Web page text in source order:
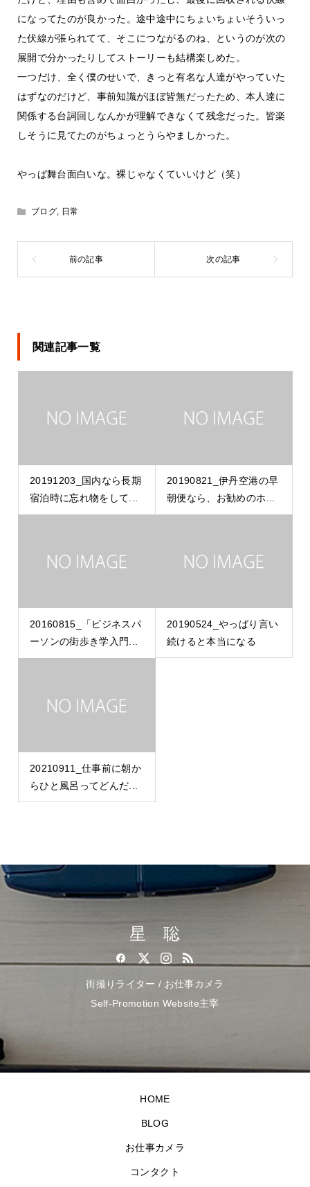
になってたのが良かった。途中途中にちょいちょいそういっ
た伏線が張られてて、そこにつながるのね、というのが次の
展開で分かったりしてストーリーも結構楽しめた。
一つだけ、全く僕のせいで、きっと有名な人達がやっていた
はずなのだけど、事前知識がほぼ皆無だったため、本人達に
関係する台詞回しなんかが理解できなくて残念だった。皆楽
しそうに見てたのがちょっとうらやましかった。
やっぱ舞台面白いな。裸じゃなくていいけど（笑）
ブログ, 日常
関連記事一覧
20191203_国内なら長期
宿泊時に忘れ物をして...
20190821_伊丹空港の早
朝便なら、お勧めのホ...
20160815_「ビジネスパ
ーソンの街歩き学入門...
20190524_やっぱり言い
続けると本当になる
20210911_仕事前に朝か
らひと風呂ってどんだ...
星 聡
街撮りライター / お仕事カメラ
Self-Promotion Website主宰
HOME
BLOG
お仕事カメラ
コンタクト